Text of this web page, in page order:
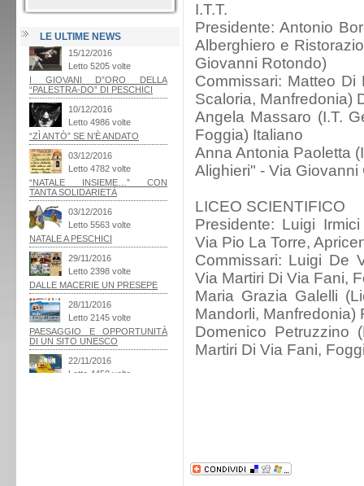
LE ULTIME NEWS
I.T.T.
Presidente: Antonio
Alberghiero e
Giovanni Rotondo)
Commissari: Matteo Di
Scaloria, Manfredonia)
Angela Massaro (I.T.
Foggia) Italiano
Anna Antonia Paoletta
Alighieri" - Via Giovanni
LICEO SCIENTIFICO
Presidente: Luigi
Via Pio La Torre,
Commissari: Luigi De
Via Martiri Di Via Fani,
Maria Grazia Galelli
Mandorli, Manfredonia)
Domenico Petruzzino
Martiri Di Via Fani,